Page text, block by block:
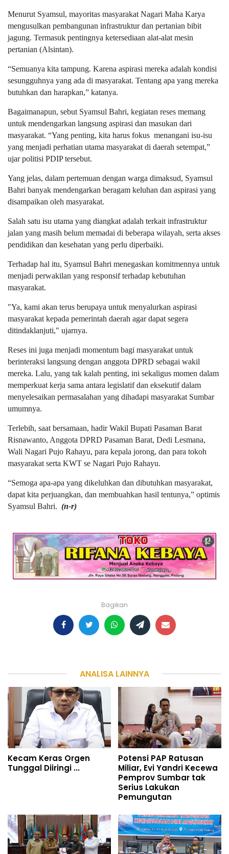
Menurut Syamsul, mayoritas masyarakat Nagari Maha Karya
mengusulkan pembangunan infrastruktur dan pertanian bibit
jagung. Termasuk pentingnya ketersediaan alat-alat mesin
pertanian (Alsintan).
“Semuanya kita tampung. Karena aspirasi mereka adalah kondisi
sesungguhnya yang ada di masyarakat. Tentang apa yang mereka
butuhkan dan harapkan,” katanya.
Bagaimanapun, sebut Syamsul Bahri, kegiatan reses memang
untuk mendengarkan langsung aspirasi dan masukan dari
masyarakat. “Yang penting, kita harus fokus menangani isu-isu
yang menjadi perhatian utama masyarakat di daerah setempat,”
ujar politisi PDIP tersebut.
Yang jelas, dalam pertemuan dengan warga dimaksud, Syamsul
Bahri banyak mendengarkan beragam keluhan dan aspirasi yang
disampaikan oleh masyarakat.
Salah satu isu utama yang diangkat adalah terkait infrastruktur
jalan yang masih belum memadai di beberapa wilayah, serta akses
pendidikan dan kesehatan yang perlu diperbaiki.
Terhadap hal itu, Syamsul Bahri menegaskan komitmennya untuk
menjadi perwakilan yang responsif terhadap kebutuhan
masyarakat.
"Ya, kami akan terus berupaya untuk menyalurkan aspirasi
masyarakat kepada pemerintah daerah agar dapat segera
ditindaklanjuti," ujarnya.
Reses ini juga menjadi momentum bagi masyarakat untuk
berinteraksi langsung dengan anggota DPRD sebagai wakil
mereka. Lalu, yang tak kalah penting, ini sekaligus momen dalam
memperkuat kerja sama antara legislatif dan eksekutif dalam
menyelesaikan permasalahan yang dihadapi masyarakat Sumbar
umumnya.
Terlebih, saat bersamaan, hadir Wakil Bupati Pasaman Barat
Risnawanto, Anggota DPRD Pasaman Barat, Dedi Lesmana,
Wali Nagari Pujo Rahayu, para kepala jorong, dan para tokoh
masyarakat serta KWT se Nagari Pujo Rahayu.
“Semoga apa-apa yang dikeluhkan dan dibutuhkan masyarakat,
dapat kita perjuangkan, dan membuahkan hasil tentunya,” optimis
Syamsul Bahri. (n-r)
Bagikan
ANALISA LAINNYA
Kecam Keras Orgen
Tunggal Diiringi ...
Potensi PAP Ratusan
Miliar, Evi Yandri Kecewa
Pemprov Sumbar tak
Serius Lakukan
Pemungutan